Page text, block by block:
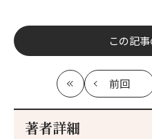
この記
最
初
前回
記
著者詳細